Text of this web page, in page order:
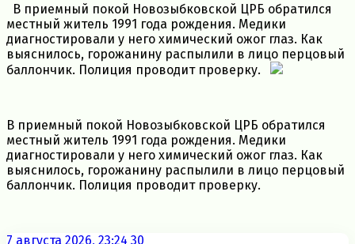
В приемный покой Новозыбковской ЦРБ обратился
местный житель 1991 года рождения. Медики
диагностировали у него химический ожог глаз. Как
выяснилось, горожанину распылили в лицо перцовый
баллончик. Полиция проводит проверку.
В приемный покой Новозыбковской ЦРБ обратился
местный житель 1991 года рождения. Медики
диагностировали у него химический ожог глаз. Как
выяснилось, горожанину распылили в лицо перцовый
баллончик. Полиция проводит проверку.
7 августа 2026, 23:24 30